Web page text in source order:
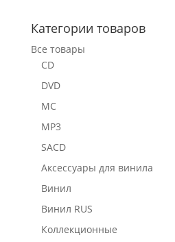
Категории товаров
Все товары
CD
DVD
MC
MP3
SACD
Аксессуары для винила
Винил
Винил RUS
Коллекционные